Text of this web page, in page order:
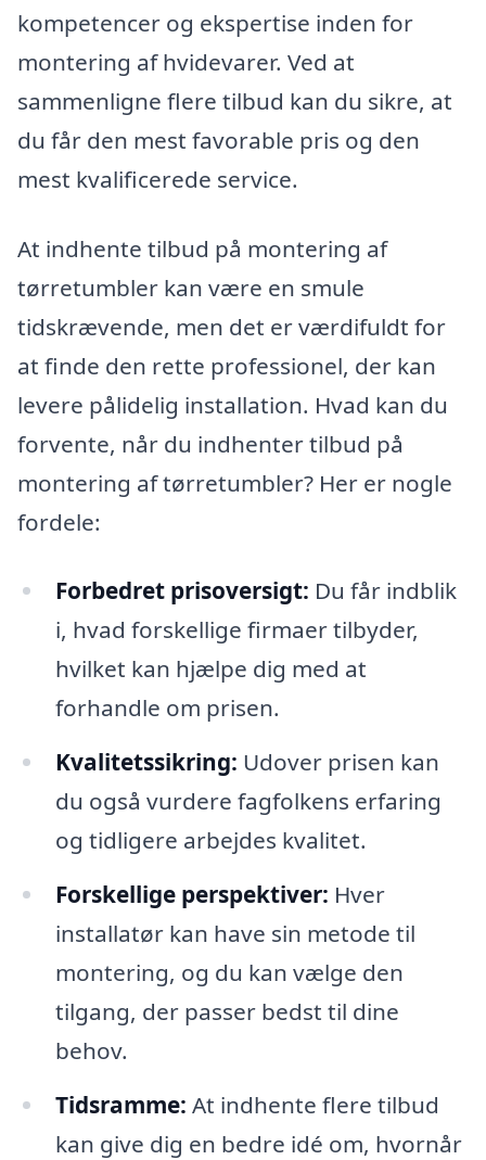
kompetencer og ekspertise inden for
montering af hvidevarer. Ved at
sammenligne flere tilbud kan du sikre, at
du får den mest favorable pris og den
mest kvalificerede service.
At indhente tilbud på montering af
tørretumbler kan være en smule
tidskrævende, men det er værdifuldt for
at finde den rette professionel, der kan
levere pålidelig installation. Hvad kan du
forvente, når du indhenter tilbud på
montering af tørretumbler? Her er nogle
fordele:
Forbedret prisoversigt: Du får indblik
i, hvad forskellige firmaer tilbyder,
hvilket kan hjælpe dig med at
forhandle om prisen.
Kvalitetssikring: Udover prisen kan
du også vurdere fagfolkens erfaring
og tidligere arbejdes kvalitet.
Forskellige perspektiver: Hver
installatør kan have sin metode til
montering, og du kan vælge den
tilgang, der passer bedst til dine
behov.
Tidsramme: At indhente flere tilbud
kan give dig en bedre idé om, hvornår